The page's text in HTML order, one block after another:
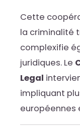
Cette
la criminalité
complexifie
juridiques. Le
Legal
impliquant
européennes